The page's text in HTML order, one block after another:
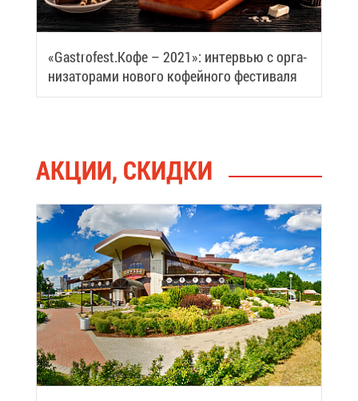
«Gastrofest.Ко­фе – 2021»: ин­тер­вью с ор­га­
ни­за­то­ра­ми но­во­го ко­фей­но­го фе­сти­ва­ля
АК­ЦИИ, СКИД­КИ